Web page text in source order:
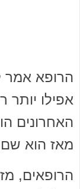
הרופא אמר
האחרונים
מאז הוא שם
הרופאים,